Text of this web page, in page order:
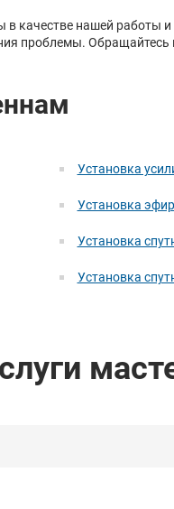
нашей работы
проблемы.
Установка
Установка
Установка
Установка